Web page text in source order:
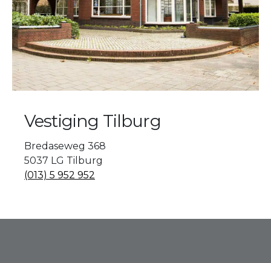
Vestiging Tilburg
Bredaseweg 368
5037 LG Tilburg
(013) 5 952 952